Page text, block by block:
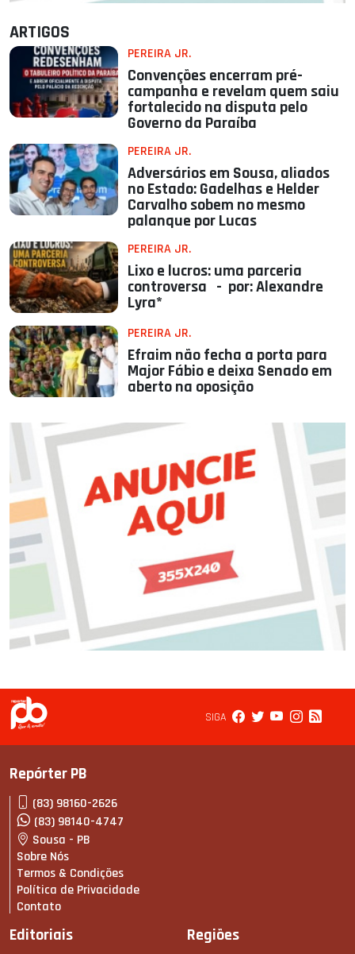
ARTIGOS
PEREIRA JR.
Convenções encerram pré-
campanha e revelam quem saiu
fortalecido na disputa pelo
Governo da Paraíba
PEREIRA JR.
Adversários em Sousa, aliados
no Estado: Gadelhas e Helder
Carvalho sobem no mesmo
palanque por Lucas
PEREIRA JR.
Lixo e lucros: uma parceria
controversa - por: Alexandre
Lyra*
PEREIRA JR.
Efraim não fecha a porta para
Major Fábio e deixa Senado em
aberto na oposição
SIGA
Repórter PB
(83) 98160-2626
(83) 98140-4747
Sousa - PB
Sobre Nós
Termos & Condições
Política de Privacidade
Contato
Editoriais Regiões